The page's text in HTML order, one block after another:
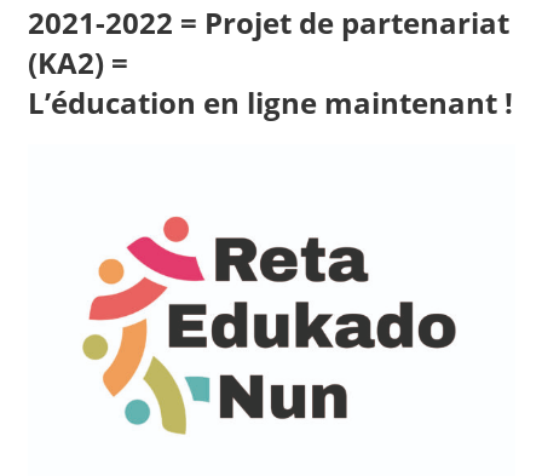
2021-2022 = Projet de partenariat
(KA2) =
L’éducation en ligne maintenant !